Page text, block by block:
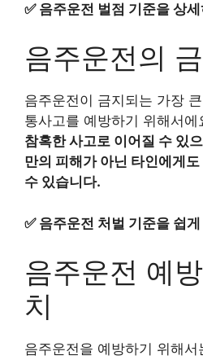
✅ 음주운전 벌점 기준을 상
음주운전의
음주운전이 금지되는 가장
통사고를 예방하기 위해서에
참혹한 사고로 이어질 수 있
만의 피해가 아닌 타인에게
수 있습니다.
✅ 음주운전 처벌 기준을 쉽
음주운전 예
치
음주운전을 예방하기 위해